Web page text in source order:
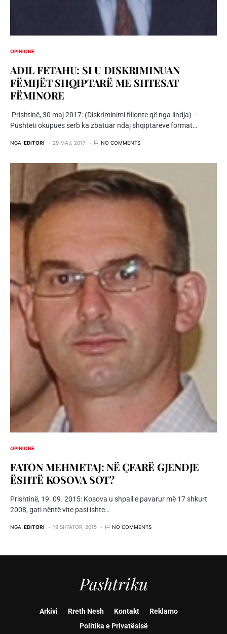
OPINIONE
ADIL FETAHU: SI U DISKRIMINUAN
FËMIJËT SHQIPTARË ME SHTESAT
FËMINORE
Prishtinë, 30 maj 2017: (Diskriminimi fillonte që nga lindja) –
Pushteti okupues serb ka zbatuar ndaj shqiptarëve format…
NGA EDITORI 29 MAJ, 2017 NO COMMENTS
OPINIONE
FATON MEHMETAJ: NË ÇFARË GJENDJE
ËSHTË KOSOVA SOT?
Prishtinë, 19. 09. 2015: Kosova u shpall e pavarur më 17 shkurt
2008, gati nëntë vite pasi ishte…
NGA EDITORI 19 SHTATOR, 2015 NO COMMENTS
Pashtriku
Arkivi Rreth Nesh Kontakt
Reklamo
Politika e Privatësisë